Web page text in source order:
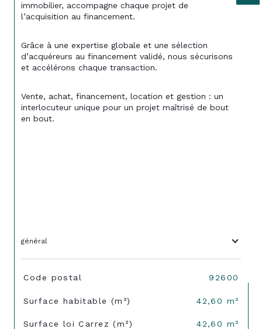
immobilier, accompagne chaque projet de
l’acquisition au financement.
Grâce à une expertise globale et une sélection
d’acquéreurs au financement validé, nous sécurisons
et accélérons chaque transaction.
Vente, achat, financement, location et gestion : un
interlocuteur unique pour un projet maîtrisé de bout
en bout.
général
TRAD_SIROCCO_Caracteristique
Code postal 92600
Surface habitable (m²) 42,60 m²
Surface loi Carrez (m²) 42,60 m²